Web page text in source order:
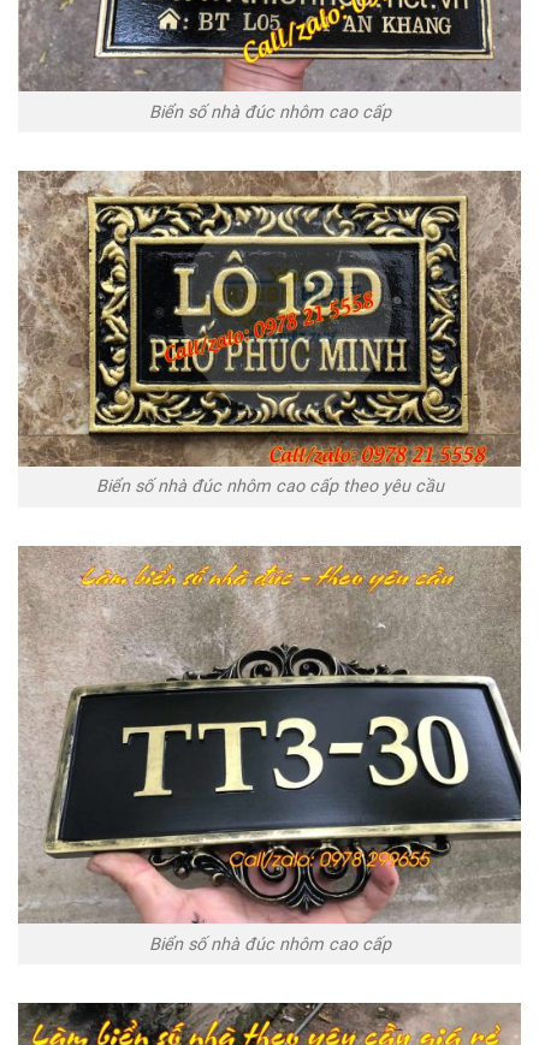
Biển số nhà đúc nhôm cao cấp
Biển số nhà đúc nhôm cao cấp theo yêu cầu
Biển số nhà đúc nhôm cao cấp